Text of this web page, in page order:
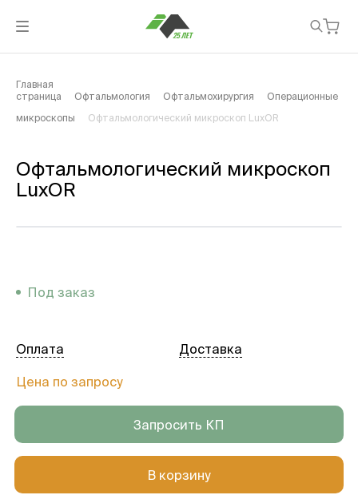
Главная
страница
Офтальмология Офтальмохирургия Операционные
микроскопы Офтальмологический микроскоп LuxOR
Офтальмологический микроскоп
LuxOR
Под заказ
Цена по запросу
Оплата Доставка
Запросить КП
В корзину